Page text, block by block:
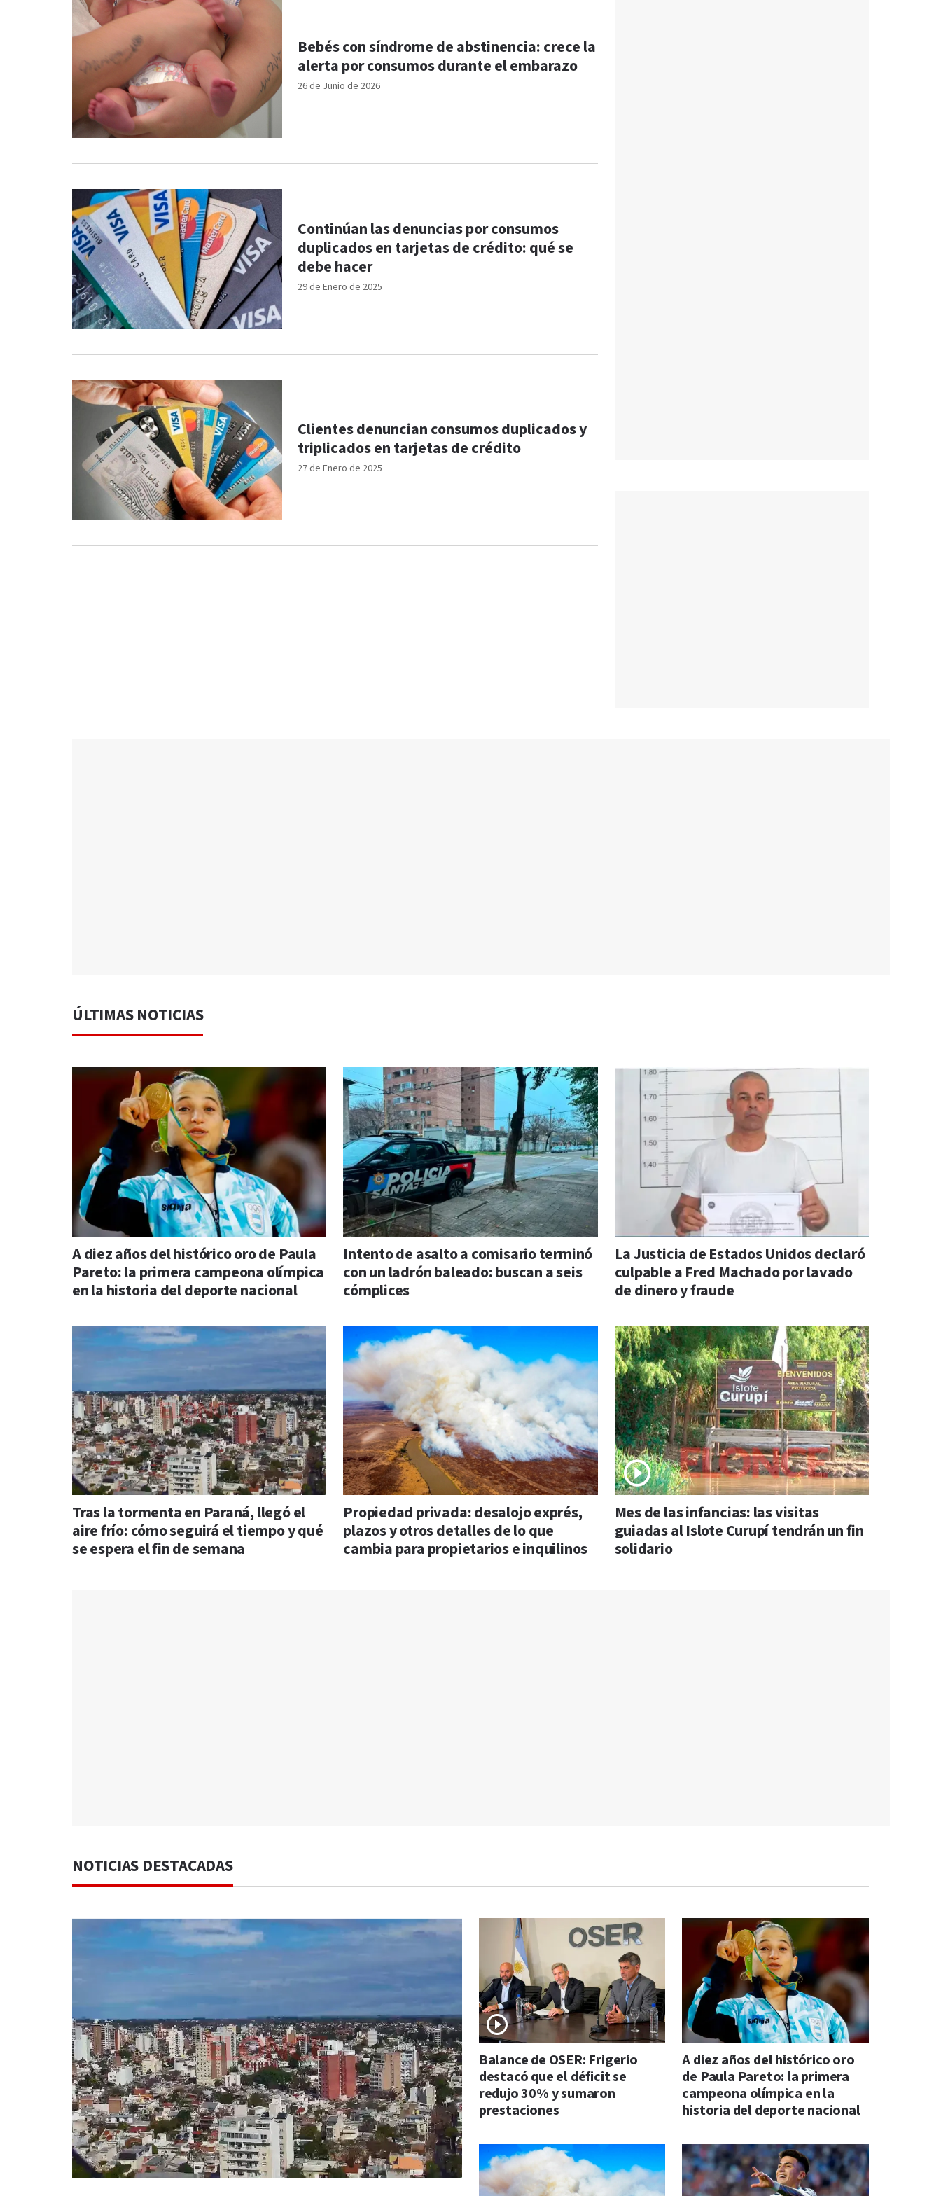
26 de Junio de 2026
Bebés con síndrome de abstinencia: crece la
alerta por consumos durante el embarazo
29 de Enero de 2025
Continúan las denuncias por consumos
duplicados en tarjetas de crédito: qué se
debe hacer
27 de Enero de 2025
Clientes denuncian consumos duplicados y
triplicados en tarjetas de crédito
ÚLTIMAS NOTICIAS
A diez años del histórico oro de Paula
Pareto: la primera campeona olímpica
en la historia del deporte nacional
Intento de asalto a comisario terminó
con un ladrón baleado: buscan a seis
cómplices
La Justicia de Estados Unidos declaró
culpable a Fred Machado por lavado
de dinero y fraude
Tras la tormenta en Paraná, llegó el
aire frío: cómo seguirá el tiempo y qué
se espera el fin de semana
Propiedad privada: desalojo exprés,
plazos y otros detalles de lo que
cambia para propietarios e inquilinos
Mes de las infancias: las visitas
guiadas al Islote Curupí tendrán un fin
solidario
NOTICIAS DESTACADAS
Balance de OSER: Frigerio
destacó que el déficit se
redujo 30% y sumaron
prestaciones
A diez años del histórico oro
de Paula Pareto: la primera
campeona olímpica en la
historia del deporte nacional